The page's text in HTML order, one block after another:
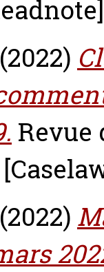
(2022)
(2022)